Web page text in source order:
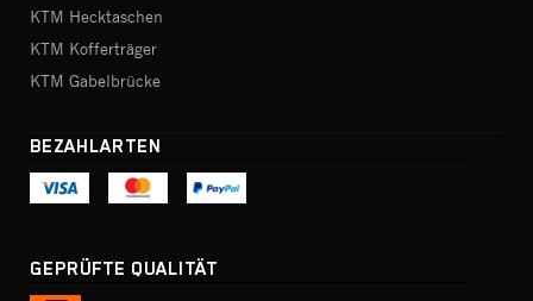
KTM Hecktaschen
KTM Kofferträger
KTM Gabelbrücke
BEZAHLARTEN
GEPRÜFTE QUALITÄT